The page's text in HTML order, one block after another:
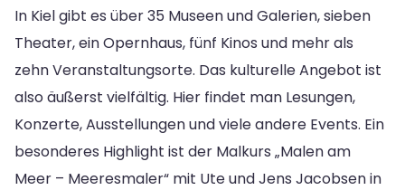
In Kiel gibt es über 35 Museen und Galerien, sieben
Theater, ein Opernhaus, fünf Kinos und mehr als
zehn Veranstaltungsorte. Das kulturelle Angebot ist
also äußerst vielfältig. Hier findet man Lesungen,
Konzerte, Ausstellungen und viele andere Events. Ein
besonderes Highlight ist der Malkurs „Malen am
Meer – Meeresmaler“ mit Ute und Jens Jacobsen in